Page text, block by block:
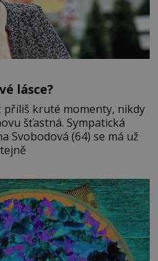
lásce?
příliš kruté momenty, nikdy
Sympatická
Svobodová (64) se má už